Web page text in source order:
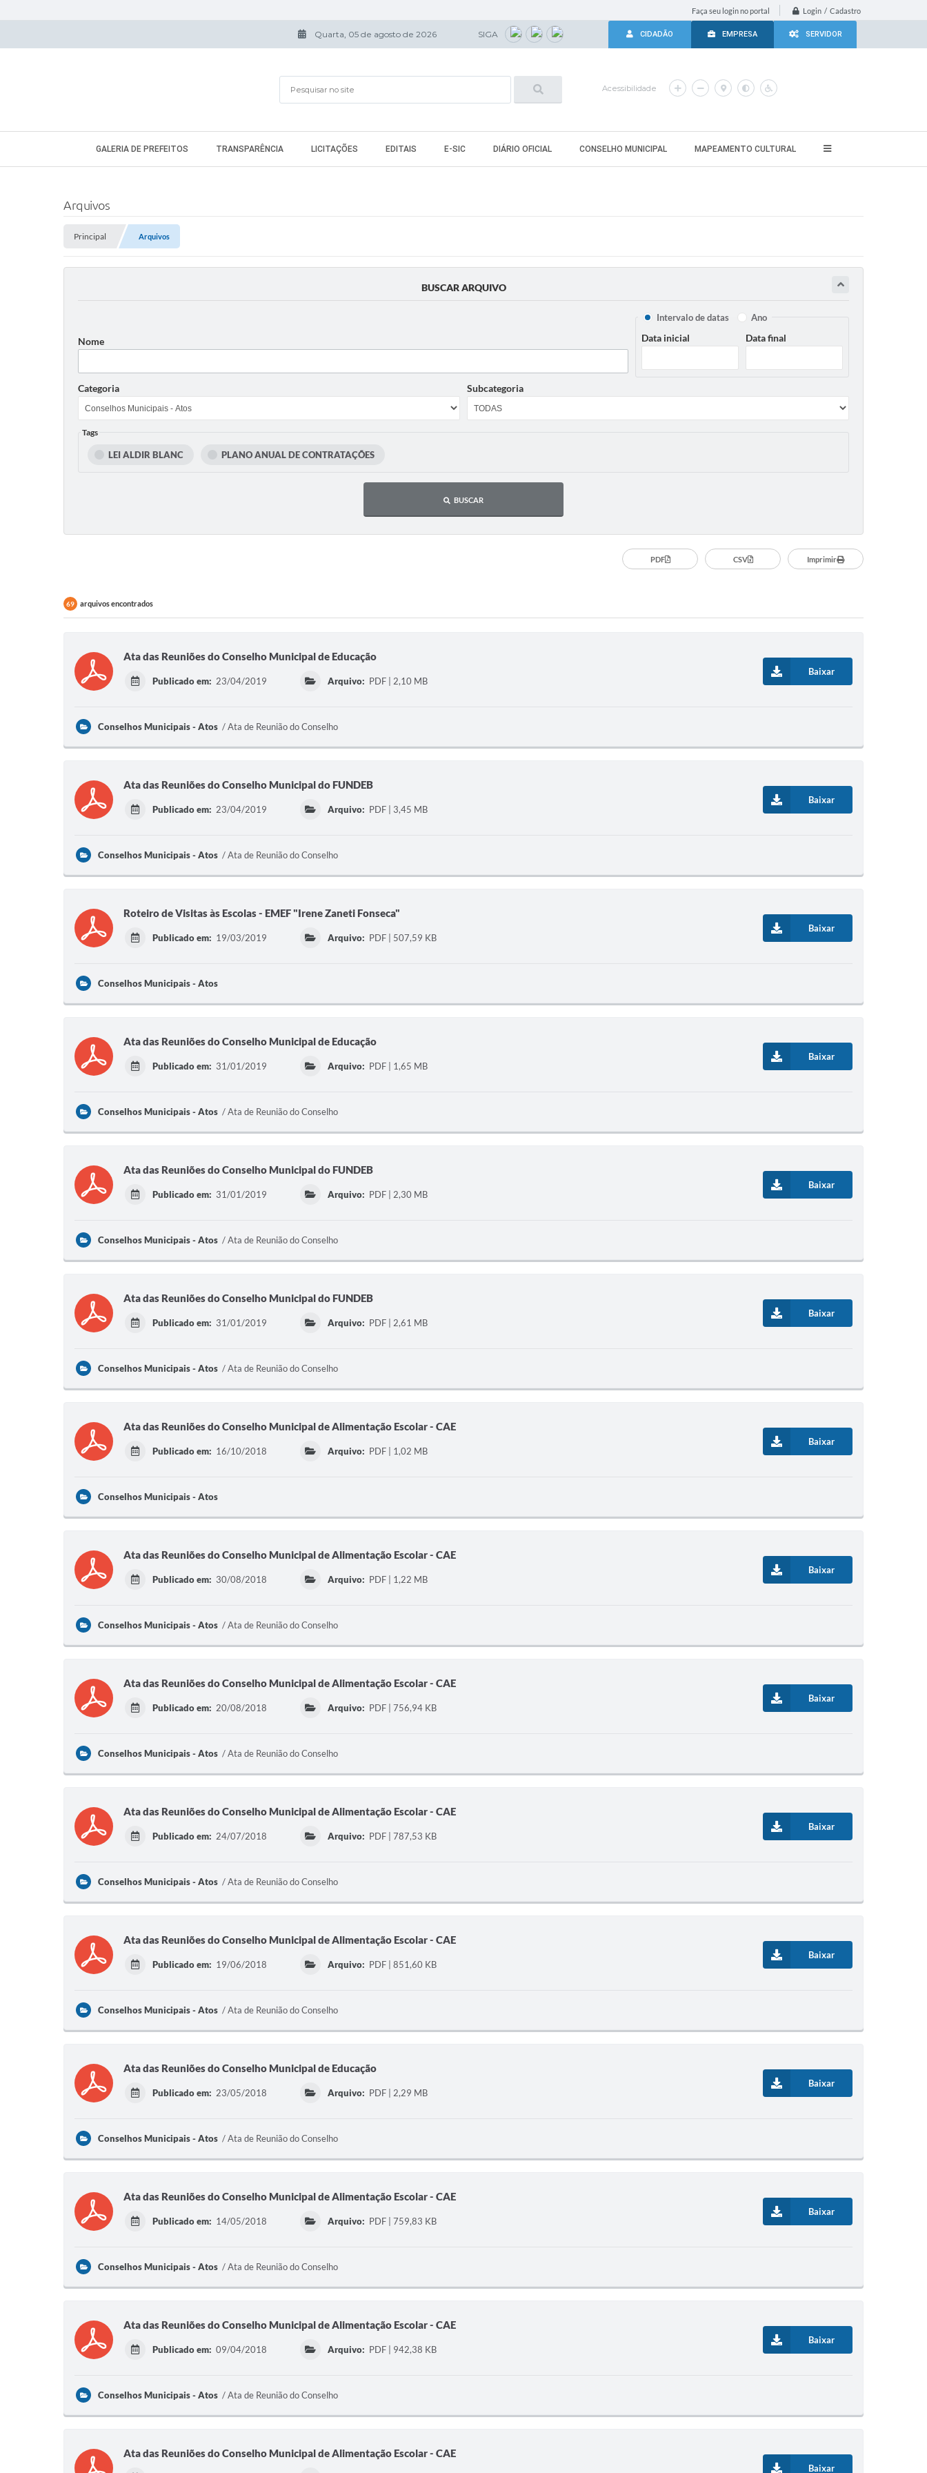
Faça seu login no portal Login / Cadastro
CIDADÃO EMPRESA SERVIDOR
SIGA
Quarta, 05 de agosto de 2026
Acessibilidade
GALERIA DE PREFEITOS TRANSPARÊNCIA LICITAÇÕES EDITAIS E-SIC DIÁRIO OFICIAL CONSELHO MUNICIPAL MAPEAMENTO CULTURAL
Arquivos
Principal Arquivos
BUSCAR ARQUIVO
Nome
Intervalo de datas Ano
Data inicial Data final
Categoria Subcategoria
Tags
LEI ALDIR BLANC PLANO ANUAL DE CONTRATAÇÕES
BUSCAR
PDF CSV Imprimir
69 arquivos encontrados
Ata das Reuniões do Conselho Municipal de Educação
Publicado em: 23/04/2019 Arquivo: PDF | 2,10 MB
Baixar
Conselhos Municipais - Atos Ata de Reunião do Conselho
Ata das Reuniões do Conselho Municipal do FUNDEB
Publicado em: 23/04/2019 Arquivo: PDF | 3,45 MB
Baixar
Conselhos Municipais - Atos Ata de Reunião do Conselho
Roteiro de Visitas às Escolas - EMEF "Irene Zaneti Fonseca"
Publicado em: 19/03/2019 Arquivo: PDF | 507,59 KB
Baixar
Conselhos Municipais - Atos
Ata das Reuniões do Conselho Municipal de Educação
Publicado em: 31/01/2019 Arquivo: PDF | 1,65 MB
Baixar
Conselhos Municipais - Atos Ata de Reunião do Conselho
Ata das Reuniões do Conselho Municipal do FUNDEB
Publicado em: 31/01/2019 Arquivo: PDF | 2,30 MB
Baixar
Conselhos Municipais - Atos Ata de Reunião do Conselho
Ata das Reuniões do Conselho Municipal do FUNDEB
Publicado em: 31/01/2019 Arquivo: PDF | 2,61 MB
Baixar
Conselhos Municipais - Atos Ata de Reunião do Conselho
Ata das Reuniões do Conselho Municipal de Alimentação Escolar - CAE
Publicado em: 16/10/2018 Arquivo: PDF | 1,02 MB
Baixar
Conselhos Municipais - Atos
Ata das Reuniões do Conselho Municipal de Alimentação Escolar - CAE
Publicado em: 30/08/2018 Arquivo: PDF | 1,22 MB
Baixar
Conselhos Municipais - Atos Ata de Reunião do Conselho
Ata das Reuniões do Conselho Municipal de Alimentação Escolar - CAE
Publicado em: 20/08/2018 Arquivo: PDF | 756,94 KB
Baixar
Conselhos Municipais - Atos Ata de Reunião do Conselho
Ata das Reuniões do Conselho Municipal de Alimentação Escolar - CAE
Publicado em: 24/07/2018 Arquivo: PDF | 787,53 KB
Baixar
Conselhos Municipais - Atos Ata de Reunião do Conselho
Ata das Reuniões do Conselho Municipal de Alimentação Escolar - CAE
Publicado em: 19/06/2018 Arquivo: PDF | 851,60 KB
Baixar
Conselhos Municipais - Atos Ata de Reunião do Conselho
Ata das Reuniões do Conselho Municipal de Educação
Publicado em: 23/05/2018 Arquivo: PDF | 2,29 MB
Baixar
Conselhos Municipais - Atos Ata de Reunião do Conselho
Ata das Reuniões do Conselho Municipal de Alimentação Escolar - CAE
Publicado em: 14/05/2018 Arquivo: PDF | 759,83 KB
Baixar
Conselhos Municipais - Atos Ata de Reunião do Conselho
Ata das Reuniões do Conselho Municipal de Alimentação Escolar - CAE
Publicado em: 09/04/2018 Arquivo: PDF | 942,38 KB
Baixar
Conselhos Municipais - Atos Ata de Reunião do Conselho
Ata das Reuniões do Conselho Municipal de Alimentação Escolar - CAE
Baixar